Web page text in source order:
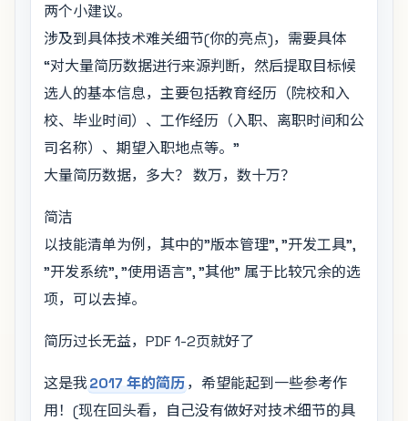
两个小建议。
涉及到具体技术难关细节(你的亮点)，需要具体
“对大量简历数据进行来源判断，然后提取目标候
选人的基本信息，主要包括教育经历（院校和入
校、毕业时间）、工作经历（入职、离职时间和公
司名称）、期望入职地点等。”
大量简历数据，多大？ 数万，数十万？
简洁
以技能清单为例，其中的"版本管理", "开发工具",
"开发系统", "使用语言", "其他" 属于比较冗余的选
项，可以去掉。
简历过长无益，PDF 1-2页就好了
这是我2017 年的简历，希望能起到一些参考作
用！(现在回头看，自己没有做好对技术细节的具